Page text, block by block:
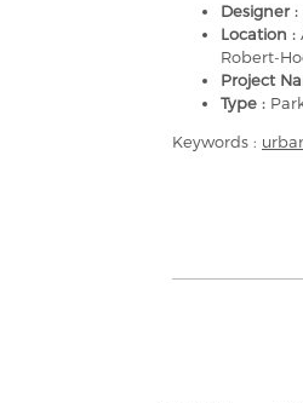
Designer :
Location :
Robert-
Project
Type :
Keywords :